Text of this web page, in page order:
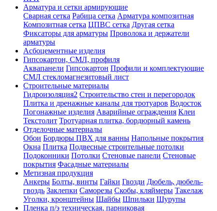
Арматура и сетки армирующие
Сварная сетка Рабица сетка Арматура композитная
Композитная сетка ЦПВС сетка Другая сетка
Фиксаторы для арматуры Проволока и держатели
арматуры
Асбоцементные изделия
Гипсокартон, СМЛ, профиля
Аквапанели Гипсокартон Профили и комплектующие
СМЛ стекломагнезитовый лист
Строительные материалы
Гидроизоляция2 Строительство стен и перегородок
Плитка и дренажные каналы для тротуаров Водосток
Погонажные изделия Аварийные ограждения Клеи
Текстолит Тротуарная плитка, бордюрный камень
Отделочные материалы
Обои Бордюры ПВХ для ванны Напольные покрытия
Окна Плитка Подвесные строительные потолки
Подоконники Потолки Стеновые панели Стеновые
покрытия Фасадные материалы
Метизная продукция
Анкеры Болты, винты Гайки Гвозди Дюбель, дюбель-
гвоздь Заклепки Саморезы Скобы, кляймеры Такелаж
Уголки, кронштейны Шайбы Шпильки Шурупы
Пленка п/э техническая, парниковая